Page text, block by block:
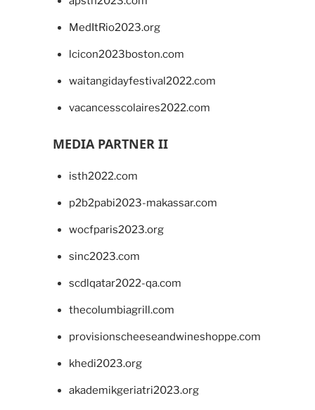
MedItRio2023.org
lcicon2023boston.com
waitangidayfestival2022.com
vacancesscolaires2022.com
MEDIA PARTNER II
isth2022.com
p2b2pabi2023-makassar.com
wocfparis2023.org
sinc2023.com
scdlqatar2022-qa.com
thecolumbiagrill.com
provisionscheeseandwineshoppe.com
khedi2023.org
akademikgeriatri2023.org